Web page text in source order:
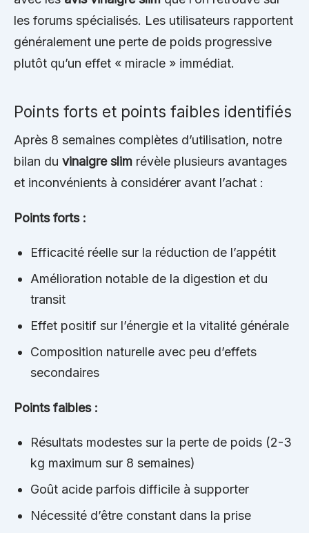
les forums spécialisés. Les utilisateurs rapportent
généralement une perte de poids progressive
plutôt qu’un effet « miracle » immédiat.
Points forts et points faibles identifiés
Après 8 semaines complètes d’utilisation, notre
bilan du vinaigre slim révèle plusieurs avantages
et inconvénients à considérer avant l’achat :
Points forts :
Efficacité réelle sur la réduction de l’appétit
Amélioration notable de la digestion et du
transit
Effet positif sur l’énergie et la vitalité générale
Composition naturelle avec peu d’effets
secondaires
Points faibles :
Résultats modestes sur la perte de poids (2-3
kg maximum sur 8 semaines)
Goût acide parfois difficile à supporter
Nécessité d’être constant dans la prise